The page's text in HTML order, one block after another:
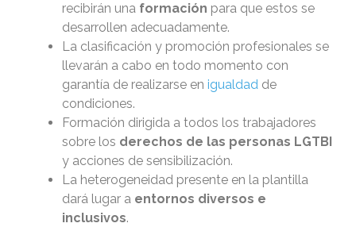
recibirán una formación para que estos se
desarrollen adecuadamente.
La clasificación y promoción profesionales se
llevarán a cabo en todo momento con
garantía de realizarse en igualdad de
condiciones.
Formación dirigida a todos los trabajadores
sobre los derechos de las personas LGTBI
y acciones de sensibilización.
La heterogeneidad presente en la plantilla
dará lugar a entornos diversos e
inclusivos.